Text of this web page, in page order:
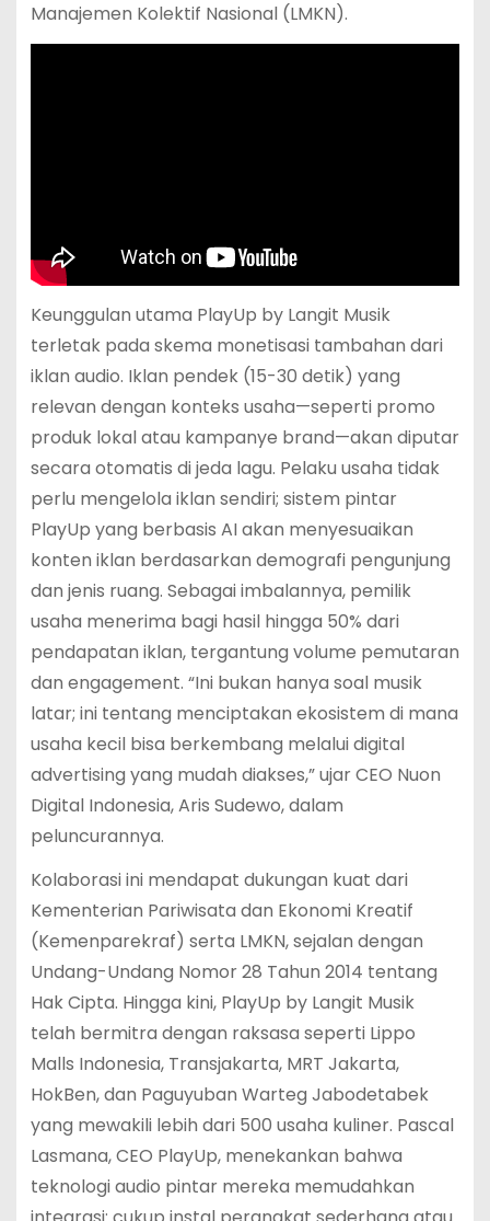
Manajemen Kolektif Nasional (LMKN).
Keunggulan utama PlayUp by Langit Musik
terletak pada skema monetisasi tambahan dari
iklan audio. Iklan pendek (15-30 detik) yang
relevan dengan konteks usaha—seperti promo
produk lokal atau kampanye brand—akan diputar
secara otomatis di jeda lagu. Pelaku usaha tidak
perlu mengelola iklan sendiri; sistem pintar
PlayUp yang berbasis AI akan menyesuaikan
konten iklan berdasarkan demografi pengunjung
dan jenis ruang. Sebagai imbalannya, pemilik
usaha menerima bagi hasil hingga 50% dari
pendapatan iklan, tergantung volume pemutaran
dan engagement. “Ini bukan hanya soal musik
latar; ini tentang menciptakan ekosistem di mana
usaha kecil bisa berkembang melalui digital
advertising yang mudah diakses,” ujar CEO Nuon
Digital Indonesia, Aris Sudewo, dalam
peluncurannya.
Kolaborasi ini mendapat dukungan kuat dari
Kementerian Pariwisata dan Ekonomi Kreatif
(Kemenparekraf) serta LMKN, sejalan dengan
Undang-Undang Nomor 28 Tahun 2014 tentang
Hak Cipta. Hingga kini, PlayUp by Langit Musik
telah bermitra dengan raksasa seperti Lippo
Malls Indonesia, Transjakarta, MRT Jakarta,
HokBen, dan Paguyuban Warteg Jabodetabek
yang mewakili lebih dari 500 usaha kuliner. Pascal
Lasmana, CEO PlayUp, menekankan bahwa
teknologi audio pintar mereka memudahkan